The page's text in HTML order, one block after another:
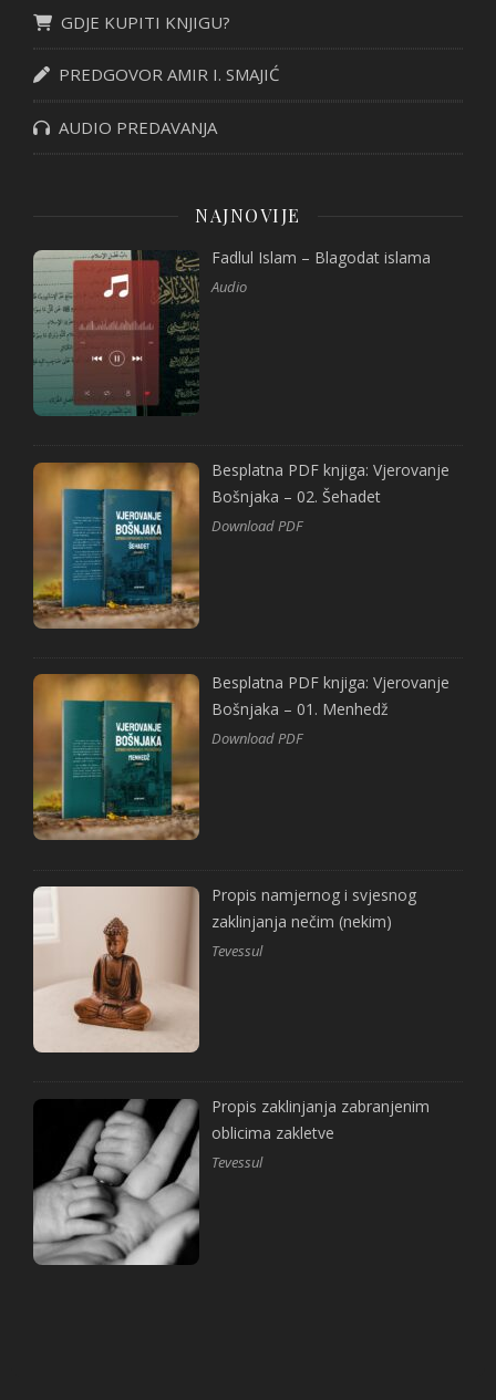
GDJE KUPITI KNJIGU?
PREDGOVOR AMIR I. SMAJIĆ
AUDIO PREDAVANJA
NAJNOVIJE
Fadlul Islam – Blagodat islama
Audio
Besplatna PDF knjiga: Vjerovanje
Bošnjaka – 02. Šehadet
Download PDF
Besplatna PDF knjiga: Vjerovanje
Bošnjaka – 01. Menhedž
Download PDF
Propis namjernog i svjesnog
zaklinjanja nečim (nekim)
Tevessul
Propis zaklinjanja zabranjenim
oblicima zakletve
Tevessul